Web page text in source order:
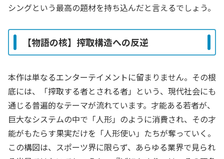
シングという最高の題材を持ち込んだと言えるでしょう。
【物語の核】搾取構造への反逆
本作は単なるエンターテイメントに留まりません。その根
底には、「搾取する者とされる者」という、現代社会にも
通じる普遍的なテーマが流れています。才能ある若者が、
巨大なシステムの中で「人形」のように消費され、その才
能がもたらす果実だけを「人形使い」たちが奪っていく。
この構図は、スポーツ界に限らず、あらゆる業界で見られ